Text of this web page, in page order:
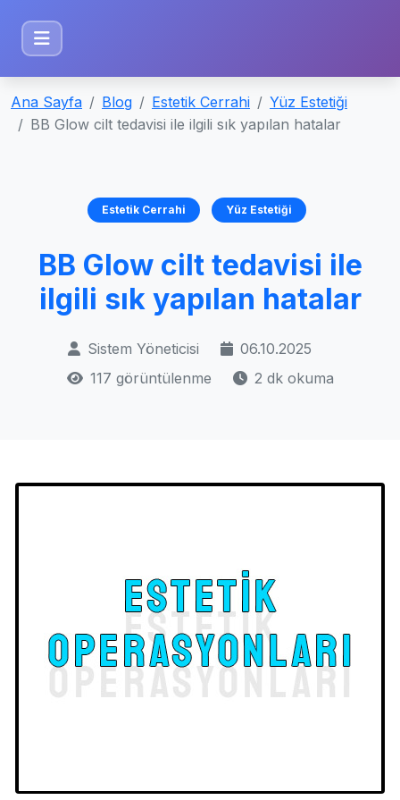
Ana Sayfa Blog Estetik Cerrahi
Yüz Estetiği
BB Glow cilt tedavisi ile ilgili sık yapılan hatalar
Estetik Cerrahi Yüz Estetiği
BB Glow cilt tedavisi ile
ilgili sık yapılan hatalar
Sistem Yöneticisi
06.10.2025
117 görüntülenme
2 dk okuma